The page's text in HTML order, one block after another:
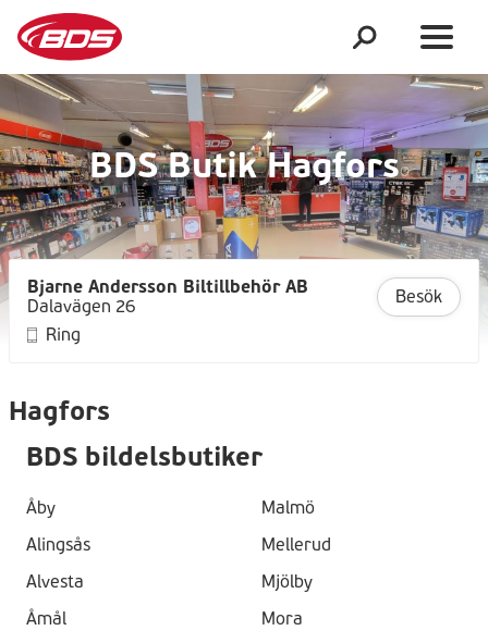
BDS Butik Hagfors
Bjarne Andersson Biltillbehör AB
Dalavägen 26
Besök
Ring
Hagfors
BDS bildelsbutiker
Åby
Alingsås
Alvesta
Åmål
Malmö
Mellerud
Mjölby
Mora